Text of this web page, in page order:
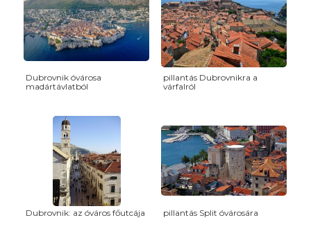
Dubrovnik óvárosa
madártávlatból
pillantás Dubrovnikra a
várfalról
Dubrovnik: az óváros főutcája pillantás Split óvárosára